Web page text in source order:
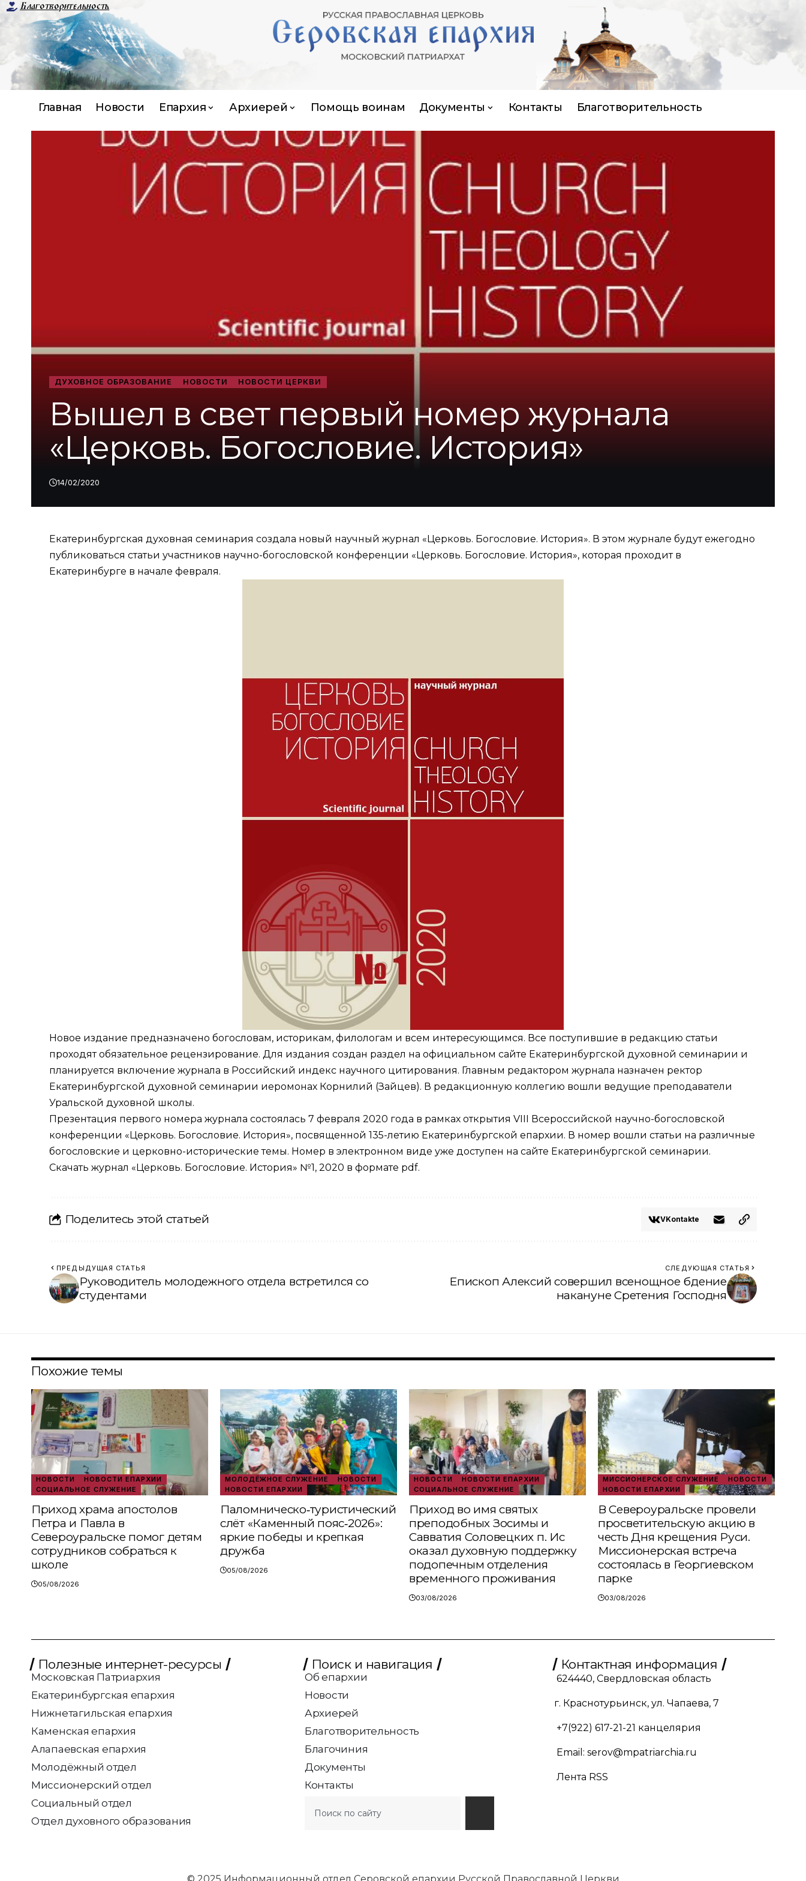
Благотворительность
Главная Новости Епархия Архиерей Помощь воинам Документы Контакты Благотворительность
ДУХОВНОЕ ОБРАЗОВАНИЕ НОВОСТИ НОВОСТИ ЦЕРКВИ
Вышел в свет первый номер журнала
«Церковь. Богословие. История»
14/02/2020
Екатеринбургская духовная семинария создала новый научный журнал «Церковь. Богословие. История». В этом журнале будут ежегодно
публиковаться статьи участников научно-богословской конференции «Церковь. Богословие. История», которая проходит в
Екатеринбурге в начале февраля.
Новое издание предназначено богословам, историкам, филологам и всем интересующимся. Все поступившие в редакцию статьи
проходят обязательное рецензирование. Для издания создан раздел на официальном сайте Екатеринбургской духовной семинарии и
планируется включение журнала в Российский индекс научного цитирования. Главным редактором журнала назначен ректор
Екатеринбургской духовной семинарии иеромонах Корнилий (Зайцев). В редакционную коллегию вошли ведущие преподаватели
Уральской духовной школы.
Презентация первого номера журнала состоялась 7 февраля 2020 года в рамках открытия VIII Всероссийской научно-богословской
конференции «Церковь. Богословие. История», посвященной 135-летию Екатеринбургской епархии. В номер вошли статьи на различные
богословские и церковно-исторические темы. Номер в электронном виде уже доступен на сайте Екатеринбургской семинарии.
Скачать журнал «Церковь. Богословие. История» №1, 2020 в формате pdf.
Поделитесь этой статьей VKontakte
ПРЕДЫДУЩАЯ СТАТЬЯ
Руководитель молодежного отдела встретился со
студентами
СЛЕДУЮЩАЯ СТАТЬЯ
Епископ Алексий совершил всенощное бдение
накануне Сретения Господня
Похожие темы
НОВОСТИ
НОВОСТИ ЕПАРХИИ
СОЦИАЛЬНОЕ СЛУЖЕНИЕ
Приход храма апостолов
Петра и Павла в
Североуральске помог детям
сотрудников собраться к
школе
05/08/2026
МОЛОДЁЖНОЕ СЛУЖЕНИЕ
НОВОСТИ
НОВОСТИ ЕПАРХИИ
Паломническо‑туристический
слёт «Каменный пояс‑2026»:
яркие победы и крепкая
дружба
05/08/2026
НОВОСТИ
НОВОСТИ ЕПАРХИИ
СОЦИАЛЬНОЕ СЛУЖЕНИЕ
Приход во имя святых
преподобных Зосимы и
Савватия Соловецких п. Ис
оказал духовную поддержку
подопечным отделения
временного проживания
03/08/2026
МИССИОНЕРСКОЕ СЛУЖЕНИЕ
НОВОСТИ
НОВОСТИ ЕПАРХИИ
В Североуральске провели
просветительскую акцию в
честь Дня крещения Руси.
Миссионерская встреча
состоялась в Георгиевском
парке
03/08/2026
Полезные интернет-ресурсы
Московская Патриархия
Екатеринбургская епархия
Нижнетагильская епархия
Каменская епархия
Алапаевская епархия
Молодёжный отдел
Миссионерский отдел
Социальный отдел
Отдел духовного образования
Поиск и навигация
Об епархии
Новости
Архиерей
Благотворительность
Благочиния
Документы
Контакты
Контактная информация
624440, Свердловская область
г. Краснотурьинск, ул. Чапаева, 7
+7(922) 617-21-21 канцелярия
Email: serov@mpatriarchia.ru
Лента RSS